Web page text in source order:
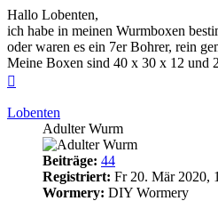
Hallo Lobenten,
ich habe in meinen Wurmboxen
oder waren es ein 7er Bohrer, rein
Meine Boxen sind 40 x 30 x 12 und
Lobenten
Adulter Wurm
Beiträge: 44
Registriert: Fr 20. Mär 2020,
Wormery: DIY Wormery